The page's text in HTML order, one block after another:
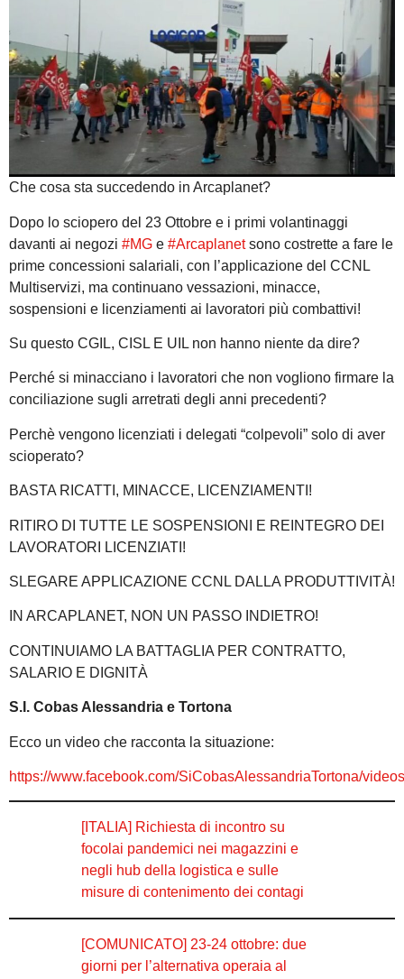
Che cosa sta succedendo in Arcaplanet?
Dopo lo sciopero del 23 Ottobre e i primi volantinaggi
davanti ai negozi #MG e #Arcaplanetsono costrette a fare le
prime concessioni salariali, con l’applicazione del CCNL
Multiservizi, ma continuano vessazioni, minacce,
sospensioni e licenziamenti ai lavoratori più combattivi!
Su questo CGIL, CISL E UIL non hanno niente da dire?
Perché si minacciano i lavoratori che non vogliono firmare la
conciliazione sugli arretrati degli anni precedenti?
Perchè vengono licenziati i delegati “colpevoli” solo di aver
scioperato?
BASTA RICATTI, MINACCE, LICENZIAMENTI!
RITIRO DI TUTTE LE SOSPENSIONI E REINTEGRO DEI
LAVORATORI LICENZIATI!
SLEGARE APPLICAZIONE CCNL DALLA PRODUTTIVITÀ!
IN ARCAPLANET, NON UN PASSO INDIETRO!
CONTINUIAMO LA BATTAGLIA PER CONTRATTO,
SALARIO E DIGNITÀ
S.I. Cobas Alessandria e Tortona
Ecco un video che racconta la situazione:
https://www.facebook.com/SiCobasAlessandriaTortona/
[ITALIA] Richiesta di incontro su
focolai pandemici nei magazzini e
negli hub della logistica e sulle
misure di contenimento dei contagi
[COMUNICATO] 23-24 ottobre: due
giorni per l’alternativa operaia al